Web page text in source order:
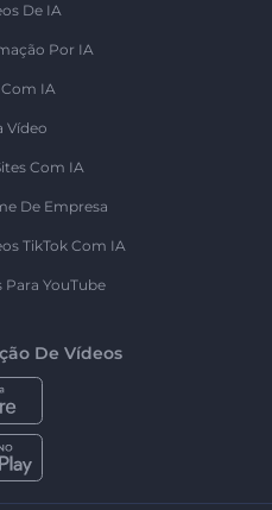
De IA
Por IA
IA
Vídeo
Com IA
De Empresa
TikTok Com IA
Para YouTube
De Vídeos